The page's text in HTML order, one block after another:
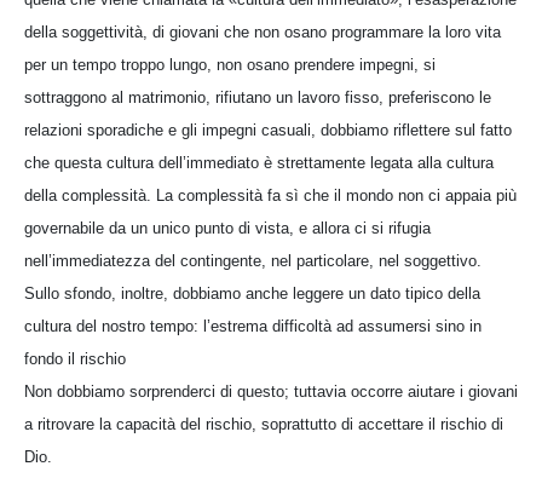
della soggettività, di giovani che non osano programmare la loro vita
per un tempo troppo lungo, non osano prendere impegni, si
sottraggono al matrimonio, rifiutano un lavoro fisso, preferiscono le
relazioni sporadiche e gli impegni casuali, dobbiamo riflettere sul fatto
che questa cultura dell’immediato è strettamente legata alla cultura
della complessità. La complessità fa sì che il mondo non ci appaia più
governabile da un unico punto di vista, e allora ci si rifugia
nell’immediatezza del contingente, nel particolare, nel soggettivo.
Sullo sfondo, inoltre, dobbiamo anche leggere un dato tipico della
cultura del nostro tempo: l’estrema difficoltà ad assumersi sino in
fondo il rischio
Non dobbiamo sorprenderci di questo; tuttavia occorre aiutare i giovani
a ritrovare la capacità del rischio, soprattutto di accettare il rischio di
Dio.